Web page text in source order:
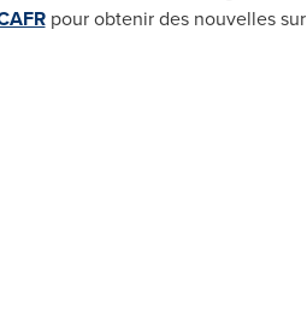
pour obtenir des nouvelles sur